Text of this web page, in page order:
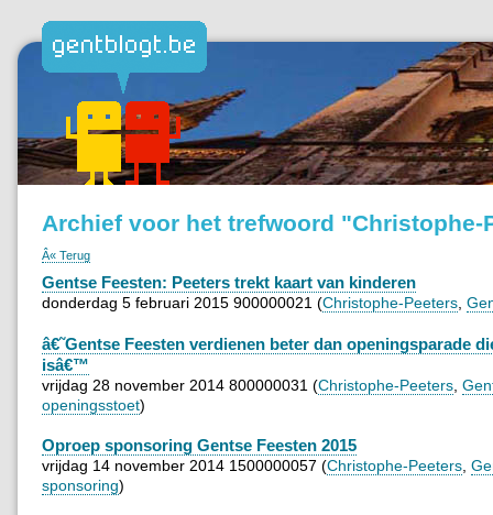
Archief voor het trefwoord "Christophe-
Â« Terug
Gentse Feesten: Peeters trekt kaart van kinderen
donderdag 5 februari 2015 900000021 (Christophe-Peeters
â€˜Gentse Feesten verdienen beter dan openingsparade
isâ€™
vrijdag 28 november 2014 800000031 (Christophe-Peeters
openingsstoet)
Oproep sponsoring Gentse Feesten 2015
vrijdag 14 november 2014 1500000057 (Christophe-Peeters
sponsoring)